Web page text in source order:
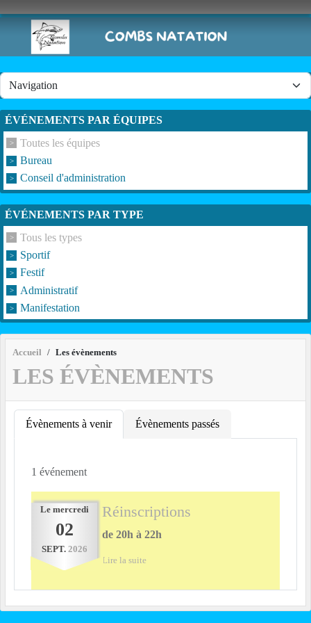
Accueil Les évènements
LES ÉVÈNEMENTS
Évènements à venir Évènements passés
1 événement
Le mercredi
02
SEPT. 2026
Réinscriptions
de 20h à 22h
Lire la suite
ÉVÉNEMENTS PAR ÉQUIPES
Toutes les équipes
Bureau
Conseil d'administration
ÉVÉNEMENTS PAR TYPE
Tous les types
Sportif
Festif
Administratif
Manifestation